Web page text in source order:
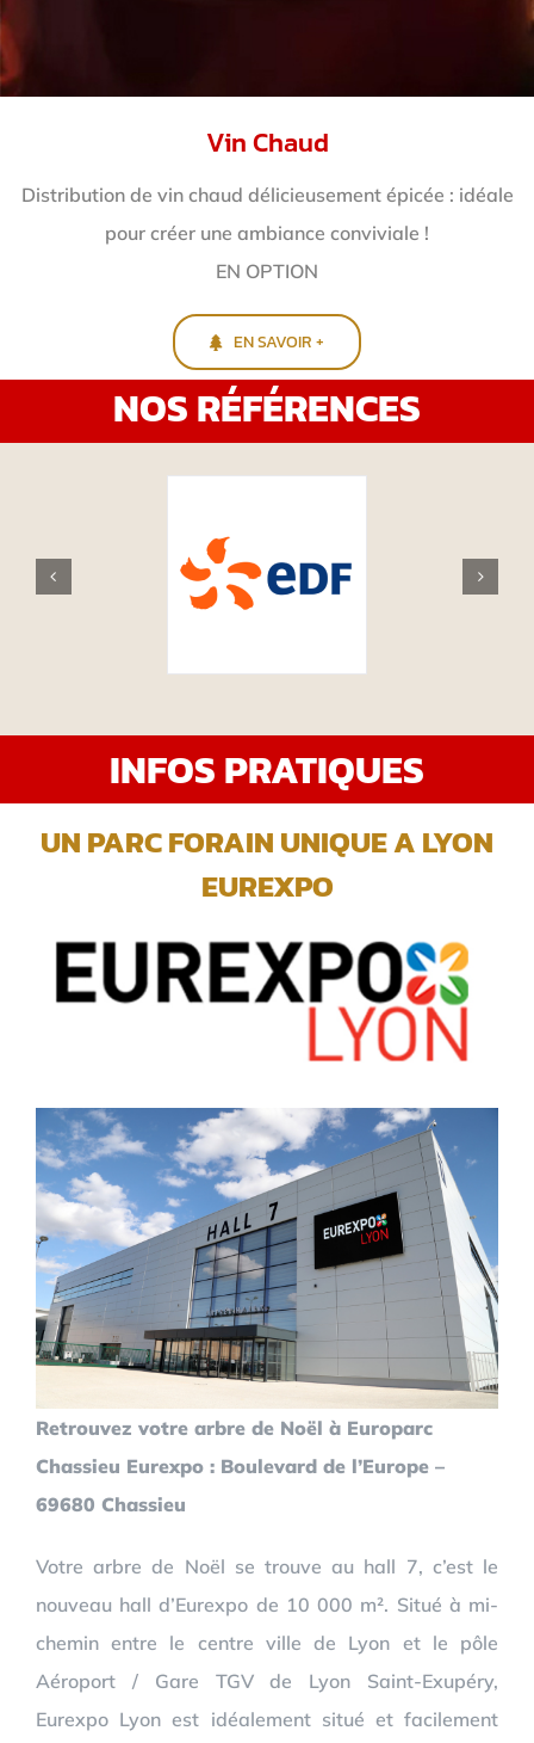
Vin Chaud
Distribution de vin chaud délicieusement épicée : idéale
pour créer une ambiance conviviale !
EN OPTION
EN SAVOIR +
NOS RÉFÉRENCES
INFOS PRATIQUES
UN PARC FORAIN UNIQUE A LYON
EUREXPO
Retrouvez votre arbre de Noël à Europarc
Chassieu Eurexpo : Boulevard de l’Europe –
69680 Chassieu
Votre arbre de Noël se trouve au hall 7, c’est le
nouveau hall d’Eurexpo de 10 000 m². Situé à mi-
chemin entre le centre ville de Lyon et le pôle
Aéroport / Gare TGV de Lyon Saint-Exupéry,
Eurexpo Lyon est idéalement situé et facilement